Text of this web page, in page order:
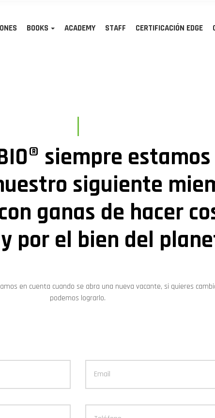
BOOKS ACADEMY STAFF CERTIFICACIÓN EDGE
siempre
siguiente
ganas de hacer
por el bien del
en cuenta cuando se abra una nueva vacante, si quieres
podemos lograrlo.